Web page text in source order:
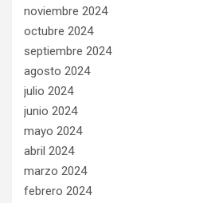
noviembre 2024
octubre 2024
septiembre 2024
agosto 2024
julio 2024
junio 2024
mayo 2024
abril 2024
marzo 2024
febrero 2024